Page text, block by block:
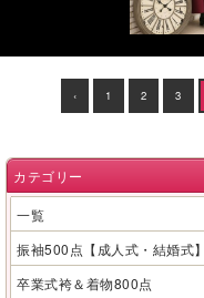
‹ 1 2 3
カテゴリー
一覧
振袖500点【成人式・結婚式】
卒業式袴＆着物800点